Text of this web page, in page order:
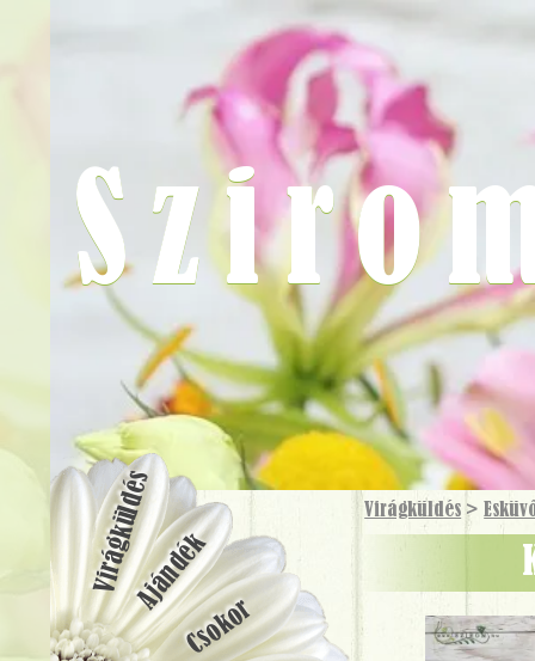
Virágküldés >
VirágküldésAjándék
Csokor